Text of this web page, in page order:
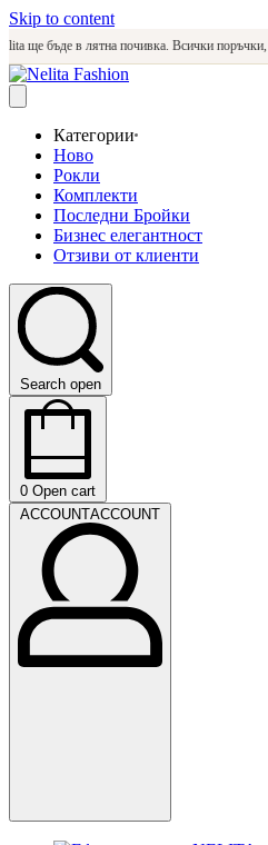
Skip to content
бъде в лятна почивка. Всички поръчки,
Категории
Ново
Рокли
Комплекти
Последни Бройки
Бизнес елегантност
Отзиви от клиенти
Search open
0 Open cart
ACCOUNTACCOUNT